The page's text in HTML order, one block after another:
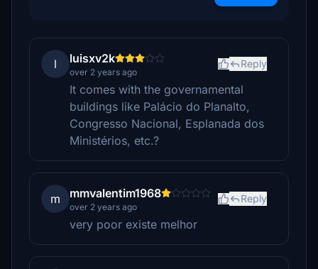
l luisxv2k
over 2 years ago
Reply
It comes with the governamental
buildings like Palácio do Planalto,
Congresso Nacional, Esplanada dos
Ministérios, etc.?
m mmvalentim1968
over 2 years ago
Reply
very poor existe melhor